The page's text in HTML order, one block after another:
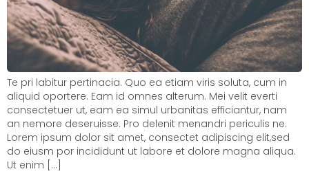
Te pri labitur pertinacia. Quo ea etiam viris soluta, cum in
aliquid oportere. Eam id omnes alterum. Mei velit everti
consectetuer ut, eam ea simul urbanitas efficiantur, nam
an nemore deseruisse. Pro delenit menandri periculis ne.
Lorem ipsum dolor sit amet, consectet adipiscing elit,sed
do eiusm por incididunt ut labore et dolore magna aliqua.
Ut enim […]